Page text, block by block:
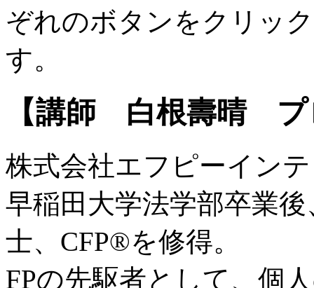
ぞれのボタンをクリッ
す。
【講師 白根壽晴 プ
株式会社エフピーイン
早稲田大学法学部卒業
士、CFP®を修得。
FPの先駆者として、個